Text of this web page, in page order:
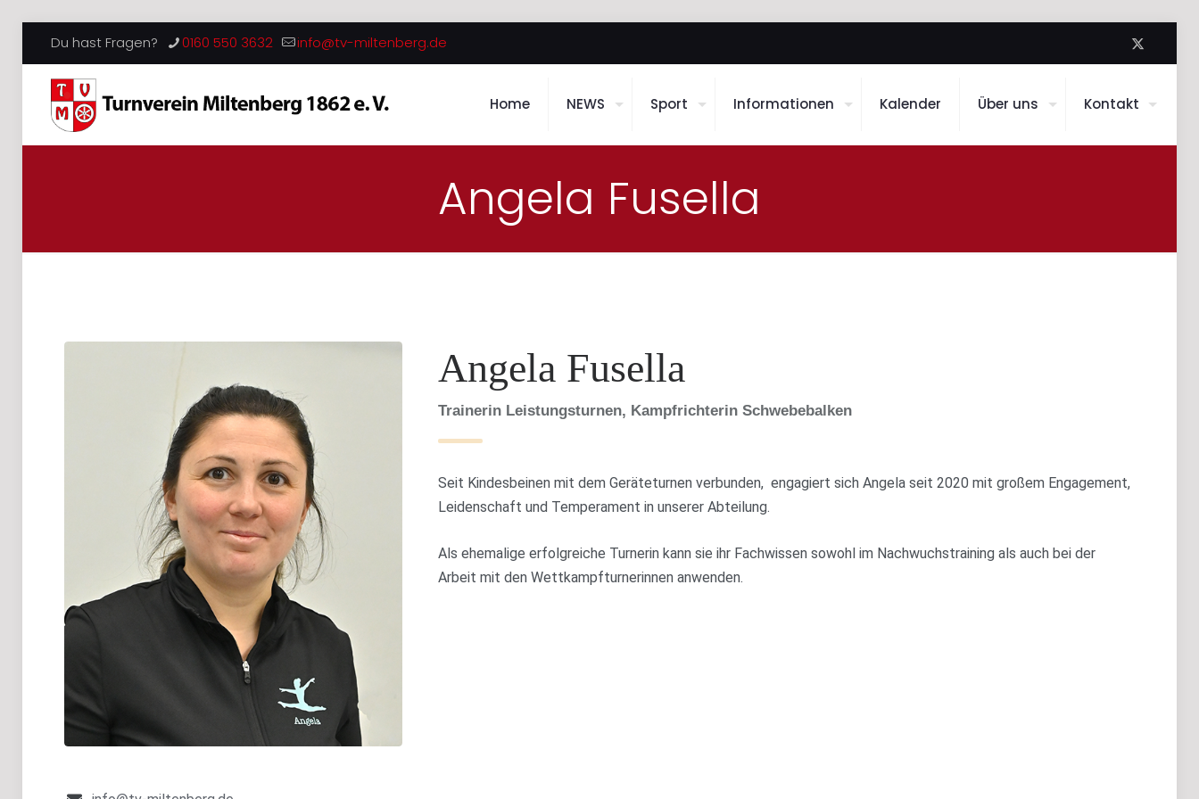
Du hast Fragen? 0160 550 3632 info@tv-miltenberg.de
Home NEWS Sport Informationen Kalender Über uns Kontakt
Angela Fusella
Angela Fusella
Trainerin Leistungsturnen, Kampfrichterin Schwebebalken
Seit Kindesbeinen mit dem Geräteturnen verbunden, engagiert sich Angela seit 2020 mit großem Engagement,
Leidenschaft und Temperament in unserer Abteilung.
Als ehemalige erfolgreiche Turnerin kann sie ihr Fachwissen sowohl im Nachwuchstraining als auch bei der
Arbeit mit den Wettkampfturnerinnen anwenden.